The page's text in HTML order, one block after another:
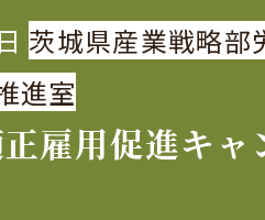
茨城県産業戦略部
進室
雇用促進キャ